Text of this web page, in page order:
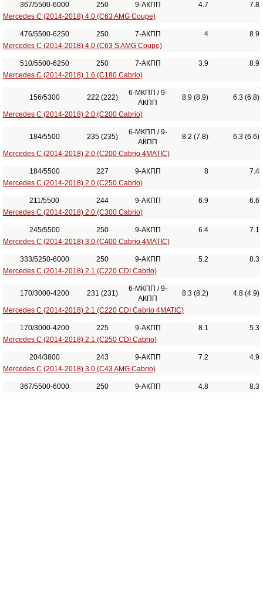
367/5500-6000 250 9-АКПП 4.7
7.8
Mercedes C (2014-2018) 4.0 (C63 AMG Coupe)
476/5500-6250 250 7-АКПП 4
8.9
Mercedes C (2014-2018) 4.0 (C63 S AMG Coupe)
510/5500-6250 250 7-АКПП 3.9
8.9
Mercedes C (2014-2018) 1.6 (C180 Cabrio)
156/5300 222 (222)
6-МКПП / 9-
АКПП
8.9 (8.9) 6.3 (6.8)
Mercedes C (2014-2018) 2.0 (C200 Cabrio)
184/5500 235 (235)
6-МКПП / 9-
АКПП
8.2 (7.8) 6.3 (6.6)
Mercedes C (2014-2018) 2.0 (C200 Cabrio 4MATIC)
184/5500 227 9-АКПП 8
7.4
Mercedes C (2014-2018) 2.0 (C250 Cabrio)
211/5500 244 9-АКПП 6.9
6.6
Mercedes C (2014-2018) 2.0 (C300 Cabrio)
245/5500 250 9-АКПП 6.4
7.1
Mercedes C (2014-2018) 3.0 (C400 Cabrio 4MATIC)
333/5250-6000 250 9-АКПП 5.2
8.3
Mercedes C (2014-2018) 2.1 (C220 CDI Cabrio)
170/3000-4200 231 (231)
6-МКПП / 9-
АКПП
8.3 (8.2) 4.8 (4.9)
Mercedes C (2014-2018) 2.1 (C220 CDI Cabrio 4MATIC)
170/3000-4200 225 9-АКПП 8.1
5.3
Mercedes C (2014-2018) 2.1 (C250 CDI Cabrio)
204/3800 243 9-АКПП 7.2
4.9
Mercedes C (2014-2018) 3.0 (C43 AMG Cabrio)
367/5500-6000 250 9-АКПП 4.8 8.3